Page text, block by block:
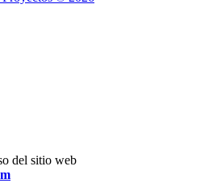
del sitio web